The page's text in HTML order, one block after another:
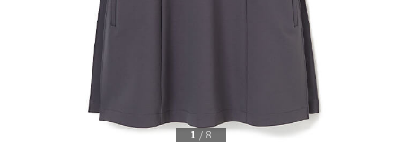
1 / 8